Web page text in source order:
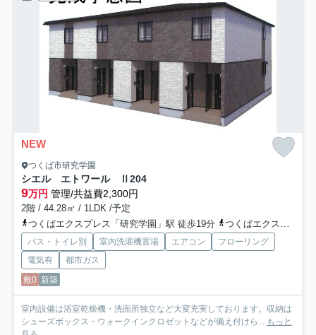
NEW
つくば市研究学園
シエル エトワール Ⅱ 204
9万円 管理/共益費2,300円
2階 / 44.28㎡ / 1LDK /予定
つくばエクスプレス「研究学園」駅 徒歩19分
つくばエクスプレス「つくば」駅 徒歩22分
バス・トイレ別 室内洗濯機置場 エアコン
フローリング
電気有
都市ガス
敷0 新築
室内設備は浴室乾燥機・洗面所独立など大変充実しております。収納は
シューズボックス・ウォークインクロゼットなどが備え付けら... もっと